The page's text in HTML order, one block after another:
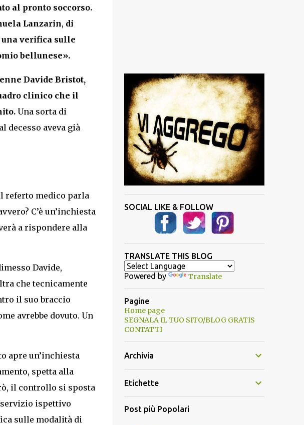
al pronto soccorso.
Lanzarin, di
verifica sulle
bellunese».
Davide Bristot,
clinico che il
Una sorta di
decesso aveva già
referto medico parla
C’è un’inchiesta
a rispondere alla
Davide,
che tecnicamente
il suo braccio
avrebbe dovuto. Un
apre un’inchiesta
spetta alla
il controllo si sposta
ispettivo
sulle modalità di
SOCIAL LIKE & FOLLOW
TRANSLATE THIS BLOG
Powered by Translate
Pagine
Home page
SEGNALA IL TUO SITO/BLOG GRATIS
CONTATTI
Archivia
Etichette
Post più Popolari